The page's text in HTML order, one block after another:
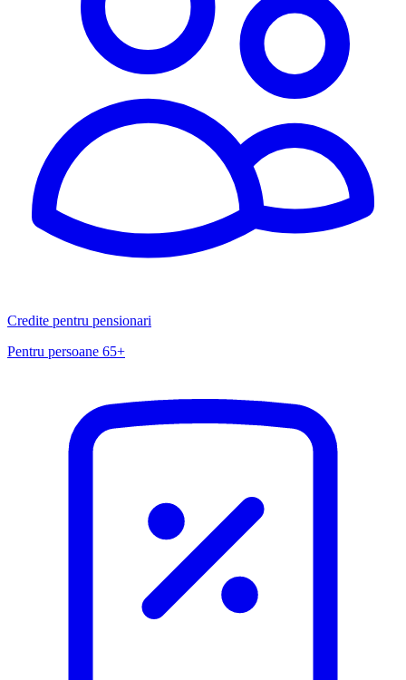
Credite pentru pensionari
Pentru persoane 65+